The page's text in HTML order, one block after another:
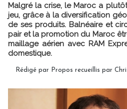
Malgré la crise, le Maroc a
jeu, grâce à la diversification
de ses produits. Balnéaire et
pair et la promotion du Maroc
maillage aérien avec RAM
domestique.
Rédigé par Propos recueillis par